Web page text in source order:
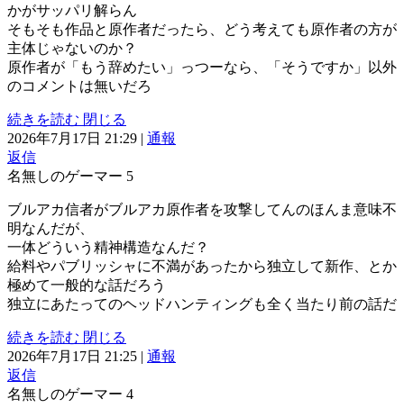
かがサッパリ解らん
そもそも作品と原作者だったら、どう考えても原作者の方が
主体じゃないのか？
原作者が「もう辞めたい」っつーなら、「そうですか」以外
のコメントは無いだろ
続きを読む 閉じる
2026年7月17日 21:29 | 通報
返信
名無しのゲーマー 5
ブルアカ信者がブルアカ原作者を攻撃してんのほんま意味不
明なんだが、
一体どういう精神構造なんだ？
給料やパブリッシャに不満があったから独立して新作、とか
極めて一般的な話だろう
独立にあたってのヘッドハンティングも全く当たり前の話だ
続きを読む 閉じる
2026年7月17日 21:25 | 通報
返信
名無しのゲーマー 4